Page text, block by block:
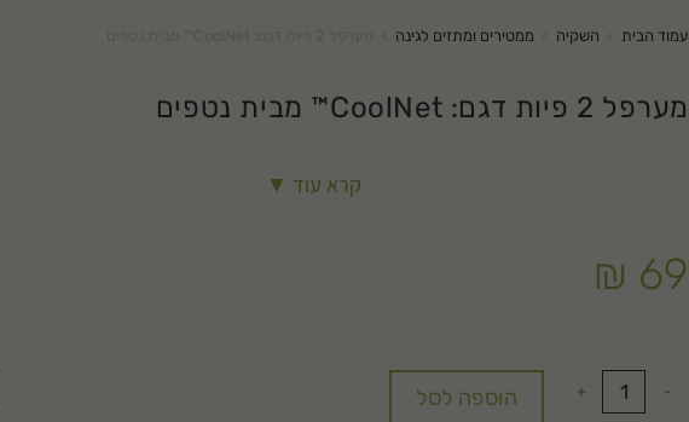
עמוד הבית השקיה ממטירים ומתזים לגינה
מערפל 2 פיות דגם: CoolNet™ מבית נטפים
קרא עוד ▼
₪ 69
-
+ הוספה לסל